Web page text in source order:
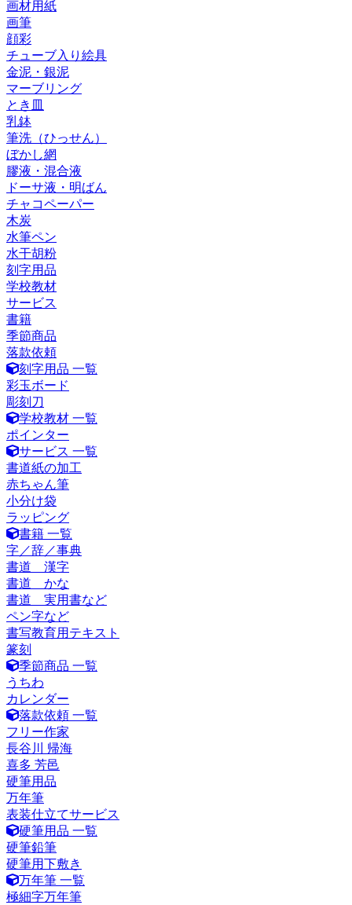
画材用紙
画筆
顔彩
チューブ入り絵具
金泥・銀泥
マーブリング
とき皿
乳鉢
筆洗（ひっせん）
ぼかし網
膠液・混合液
ドーサ液・明ばん
チャコペーパー
木炭
水筆ペン
水干胡粉
刻字用品
学校教材
サービス
書籍
季節商品
落款依頼
刻字用品 一覧
彩玉ボード
彫刻刀
学校教材 一覧
ポインター
サービス 一覧
書道紙の加工
赤ちゃん筆
小分け袋
ラッピング
書籍 一覧
字／辞／事典
書道 漢字
書道 かな
書道 実用書など
ペン字など
書写教育用テキスト
篆刻
季節商品 一覧
うちわ
カレンダー
落款依頼 一覧
フリー作家
長谷川 帰海
喜多 芳邑
硬筆用品
万年筆
表装仕立てサービス
硬筆用品 一覧
硬筆鉛筆
硬筆用下敷き
万年筆 一覧
極細字万年筆